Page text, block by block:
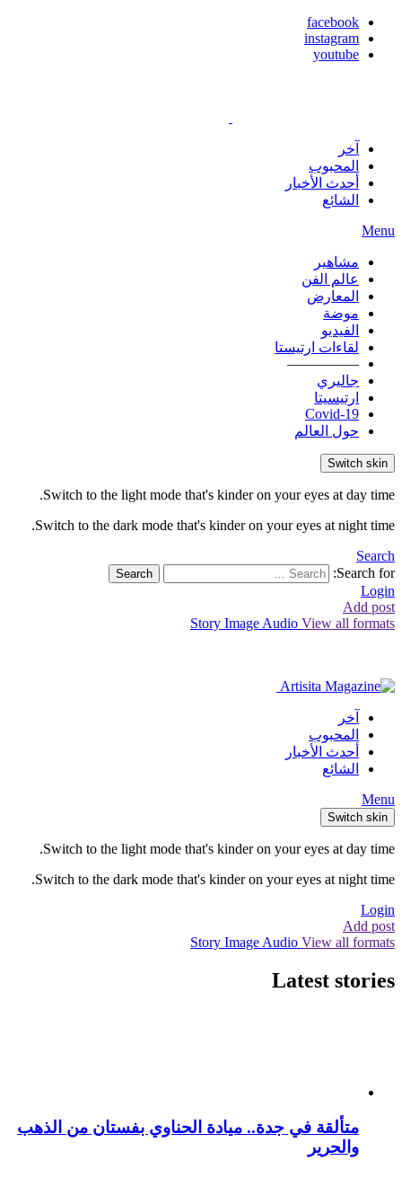
facebook
instagram
youtube
آخر
المحبوب
أحدث الأخبار
الشائع
Menu
مشاهير
عالم الفن
المعارض
موضة
الفيديو
لقاءات ارتيستا
—————
جاليري
ارتيسيتا
Covid-19
حول العالم
Switch skin
Switch to the light mode that's kinder on your eyes at day time.
Switch to the dark mode that's kinder on your eyes at night time.
Search
Search for:
Search
Login
Add post
Story Image Audio View all formats
آخر
المحبوب
أحدث الأخبار
الشائع
Menu
Switch skin
Switch to the light mode that's kinder on your eyes at day time.
Switch to the dark mode that's kinder on your eyes at night time.
Login
Add post
Story Image Audio View all formats
Latest stories
متألقة في جدة.. ميادة الحناوي بفستان من الذهب
والحرير